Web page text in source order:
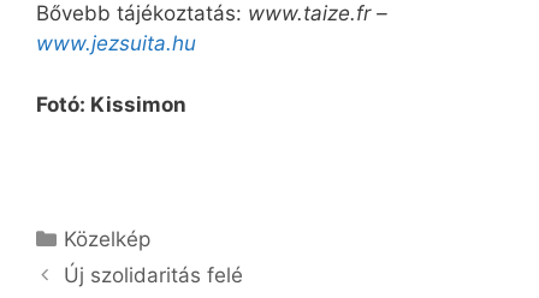
Bővebb tájékoztatás: www.taize.fr –
www.jezsuita.hu
Fotó: Kissimon
Kategória
Közelkép
Új szolidaritás felé